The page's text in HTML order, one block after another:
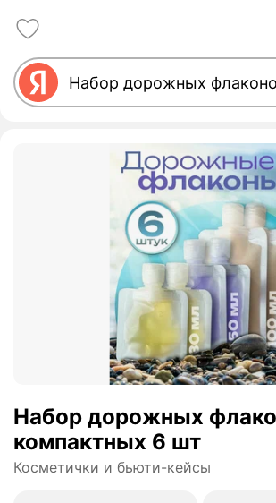
Набор дорожных
компактных 6 шт
Косметички и бьюти-кейсы